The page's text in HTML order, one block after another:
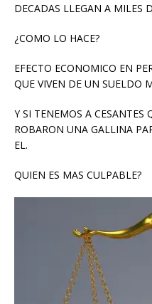
DECADAS LLEGAN A MILES
¿COMO LO HACE?
EFECTO ECONOMICO EN
QUE VIVEN DE UN SUELDO
Y SI TENEMOS A CESANTES
ROBARON UNA GALLINA
EL.
QUIEN ES MAS CULPABLE?